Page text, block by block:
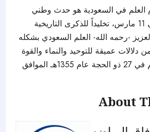
العلم في السعودية هو حدث وطني
يُحتفى به سنوياً في 11 مارس، تخليداً للذكرى التاريخية
-رحمه الله- العلم السعودي بشكله
دلالات عميقة للتوحيد والنماء والقوة
والعدالة، وهو ما تم في 27 ذو الحجة عام 1355هـ الموافق
About